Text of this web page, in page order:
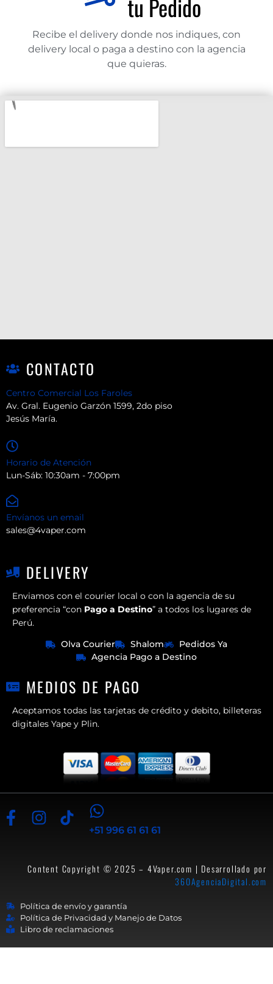
tu Pedido
Recibe el delivery donde nos indiques, con
delivery local o paga a destino con la agencia
que quieras.
CONTACTO
Centro Comercial Los Faroles
Av. Gral. Eugenio Garzón 1599, 2do piso
Jesús María.
Horario de Atención
Lun-Sáb: 10:30am - 7:00pm
Envíanos un email
sales@4vaper.com
DELIVERY
Enviamos con el courier local o con la agencia de su
preferencia “con Pago a Destino” a todos los lugares de
Perú.
Olva Courier
Shalom
Pedidos Ya
Agencia Pago a Destino
MEDIOS DE PAGO
Aceptamos todas las tarjetas de crédito y debito, billeteras
digitales Yape y Plin.
+51 996 61 61 61
Content Copyright © 2025 – 4Vaper.com | Desarrollado por
360AgenciaDigital.com
Política de envío y garantía
Política de Privacidad y Manejo de Datos
Libro de reclamaciones